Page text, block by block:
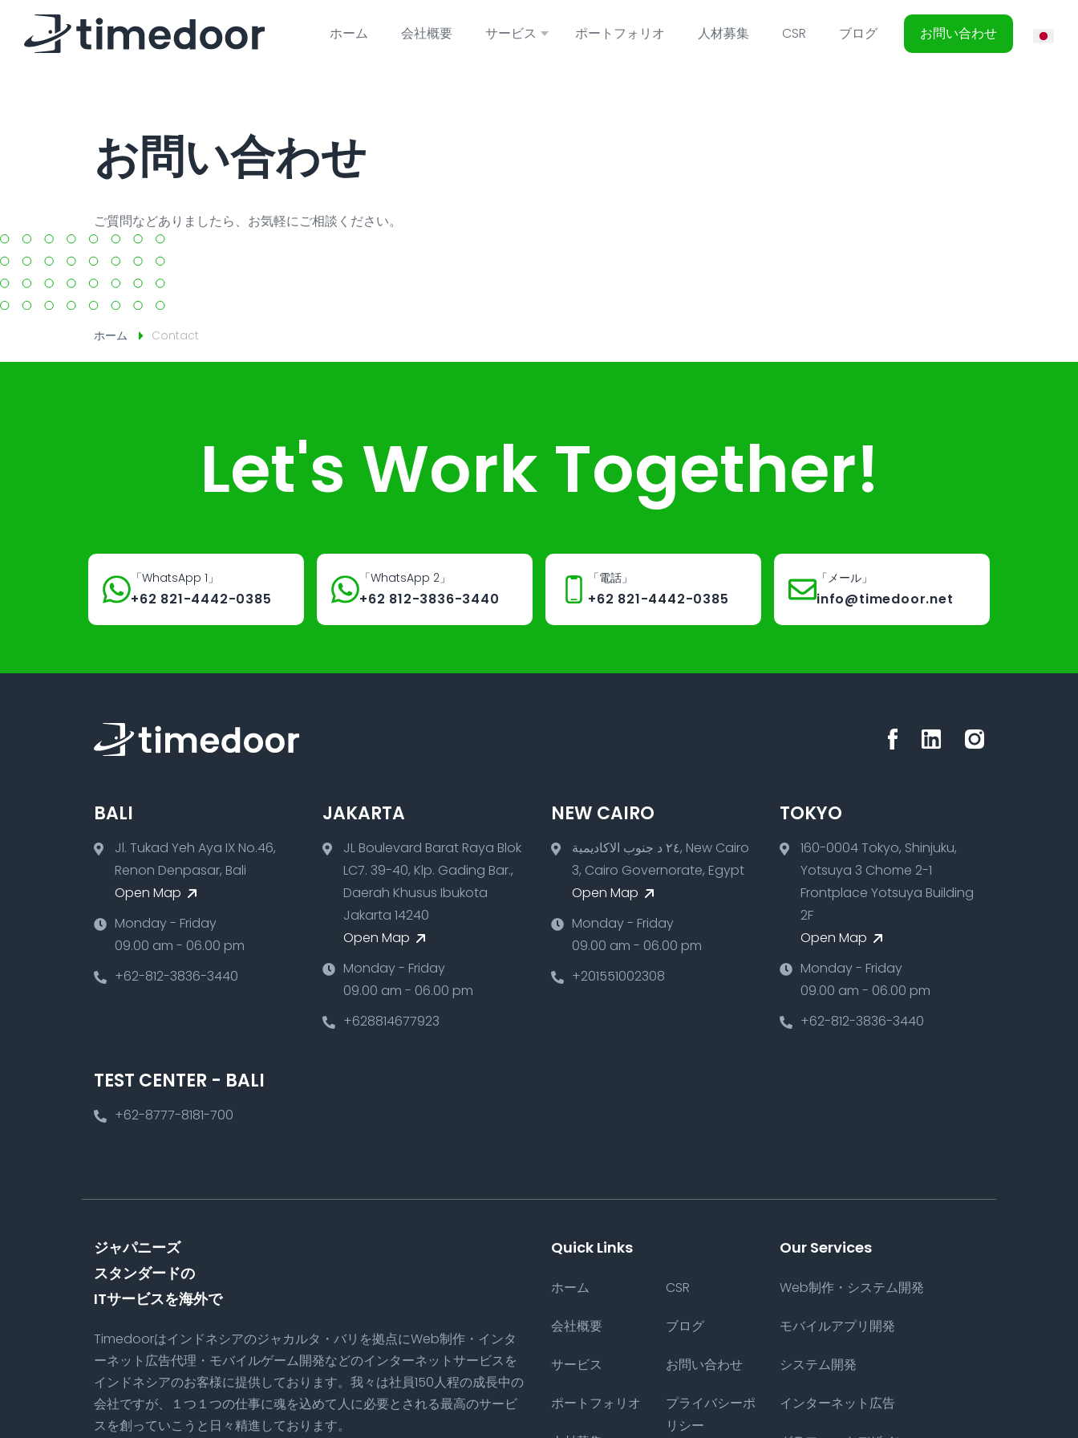
ホーム 会社概要 サービス ポートフォリオ 人材募集 CSR ブログ お問い合わせ
お問い合わせ
ご質問などありましたら、お気軽にご相談ください。
ホーム Contact
Let's Work Together!
「WhatsApp 1」
+62 821-4442-0385
「WhatsApp 2」
+62 812-3836-3440
「電話」
+62 821-4442-0385
「メール」
info@timedoor.net
BALI
Jl. Tukad Yeh Aya IX No.46,
Renon Denpasar, Bali
Open Map
Monday - Friday
09.00 am - 06.00 pm
+62-812-3836-3440
JAKARTA
JL Boulevard Barat Raya Blok
LC7. 39-40, Klp. Gading Bar.,
Daerah Khusus Ibukota
Jakarta 14240
Open Map
Monday - Friday
09.00 am - 06.00 pm
+628814677923
NEW CAIRO
٢٤ د جنوب الاكاديمية, New Cairo
3, Cairo Governorate, Egypt
Open Map
Monday - Friday
09.00 am - 06.00 pm
+201551002308
TOKYO
160-0004 Tokyo, Shinjuku,
Yotsuya 3 Chome 2-1
Frontplace Yotsuya Building
2F
Open Map
Monday - Friday
09.00 am - 06.00 pm
+62-812-3836-3440
TEST CENTER - BALI
+62-8777-8181-700
Quick Links
ホーム
会社概要
サービス
ポートフォリオ
CSR
ブログ
お問い合わせ
プライバシーポ
リシー
Our Services
Web制作・システム開発
モバイルアプリ開発
システム開発
インターネット広告
ジャパニーズ
スタンダードの
ITサービスを海外で
Timedoorはインドネシアのジャカルタ・バリを拠点にWeb制作・インタ
ーネット広告代理・モバイルゲーム開発などのインターネットサービスを
インドネシアのお客様に提供しております。我々は社員150人程の成長中の
会社ですが、１つ１つの仕事に魂を込めて人に必要とされる最高のサービ
スを創っていこうと日々精進しております。